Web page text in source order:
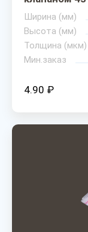
Ширина (мм)
Высота (мм)
Толщина (мкм)
Мин.заказ
4.90 ₽